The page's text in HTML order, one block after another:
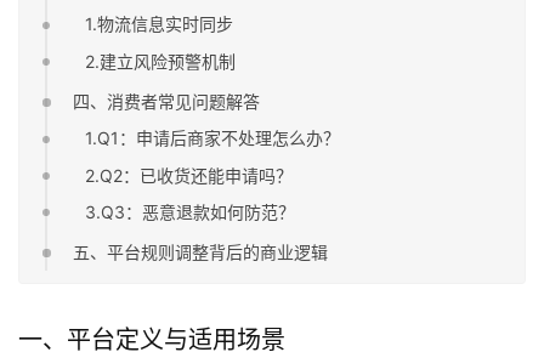
1.物流信息实时同步
2.建立风险预警机制
四、消费者常见问题解答
1.Q1：申请后商家不处理怎么办？
2.Q2：已收货还能申请吗？
3.Q3：恶意退款如何防范？
五、平台规则调整背后的商业逻辑
一、平台定义与适用场景